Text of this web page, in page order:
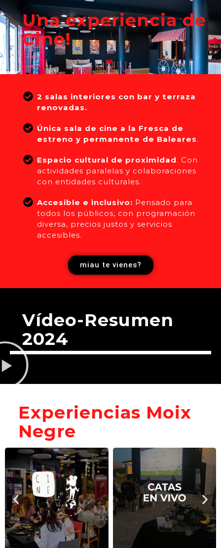
Una experiencia de
Cine!
2 salas interiores con bar y terraza
renovadas.
Única sala de cine a la Fresca de
estreno y permanente de Baleares.
Espacio cultural de proximidad. Con
actividades paralelas y colaboraciones
con entidades culturales.
Accesible e inclusivo: Pensado para
todos los públicos, con programación
diversa, precios justos y servicios
accesibles.
miau te vienes?
Vídeo-Resumen
2024
Experiencias Moix
Negre